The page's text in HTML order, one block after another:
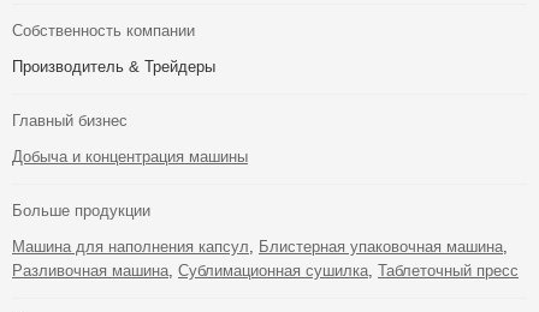
Собственность компании
Производитель & Трейдеры
Главный бизнес
Добыча и концентрация машины
Больше продукции
Машина для наполнения капсул, Блистерная упаковочная машина,
Разливочная машина, Сублимационная сушилка, Таблеточный пресс